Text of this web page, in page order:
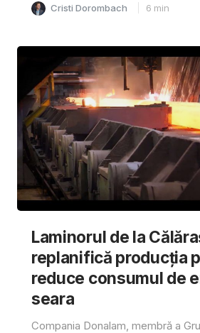
Cristi Dorombach 6 min
Laminorul de la
replanifică producția
reduce consumul de
seara
Compania Donalam, membră a